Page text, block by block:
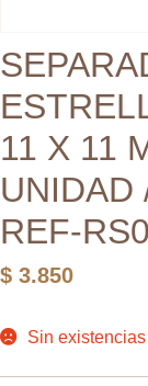
11 X 11
UNIDAD
REF-
$ 3.850
Sin existencias